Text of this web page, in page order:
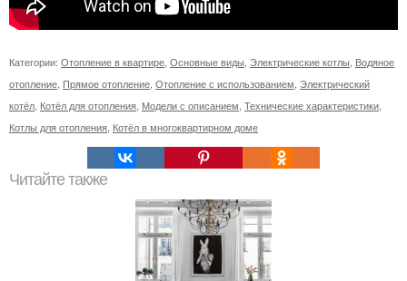
Категории: Отопление в квартире, Основные виды, Электрические котлы, Водяное
отопление, Прямое отопление, Отопление с использованием, Электрический
котёл, Котёл для отопления, Модели с описанием, Технические характеристики,
Котлы для отопления, Котёл в многоквартирном доме
Читайте также